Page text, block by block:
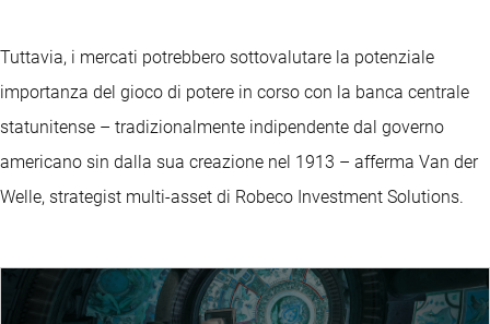
Tuttavia, i mercati potrebbero sottovalutare la potenziale
importanza del gioco di potere in corso con la banca centrale
statunitense – tradizionalmente indipendente dal governo
americano sin dalla sua creazione nel 1913 – afferma Van der
Welle, strategist multi-asset di Robeco Investment Solutions.